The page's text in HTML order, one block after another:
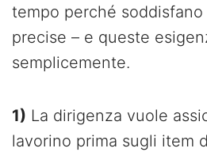
tempo perché
precise – e queste
semplicemente.
1) La dirigenza vuole
lavorino prima sugli item